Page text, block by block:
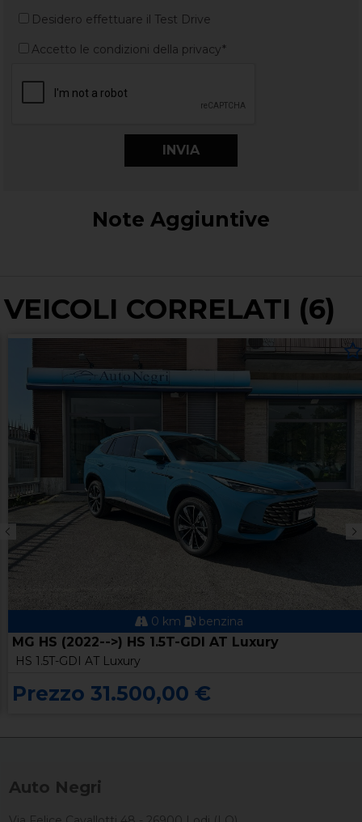
Desidero effettuare il Test Drive
Accetto le condizioni della privacy*
Note Aggiuntive
VEICOLI CORRELATI (6)
0 km benzina
MG HS (2022-->) HS 1.5T-GDI AT Luxury
HS 1.5T-GDI AT Luxury
Prezzo 31.500,00 €
Auto Negri